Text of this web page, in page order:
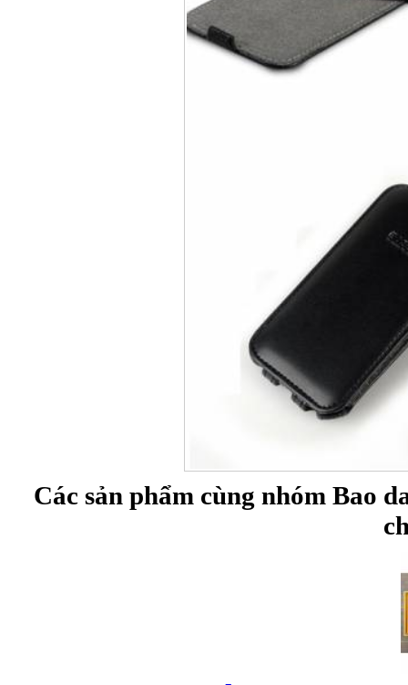
Các sản phẩm cùng nhóm Bao